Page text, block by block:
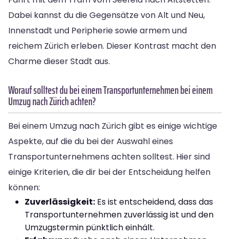
Dabei kannst du die Gegensätze von Alt und Neu,
Innenstadt und Peripherie sowie armem und
reichem Zürich erleben. Dieser Kontrast macht den
Charme dieser Stadt aus.
Worauf solltest du bei einem Transportunternehmen bei einem
Umzug nach Zürich achten?
Bei einem Umzug nach Zürich gibt es einige wichtige
Aspekte, auf die du bei der Auswahl eines
Transportunternehmens achten solltest. Hier sind
einige Kriterien, die dir bei der Entscheidung helfen
können:
Zuverlässigkeit: Es ist entscheidend, dass das
Transportunternehmen zuverlässig ist und den
Umzugstermin pünktlich einhält.